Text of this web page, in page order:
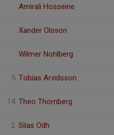
Amirali Hosseine
Xander Olsson
Wilmer Nohlberg
5 Tobias Arvidsson
14 Theo Thörnberg
2 Silas Odh